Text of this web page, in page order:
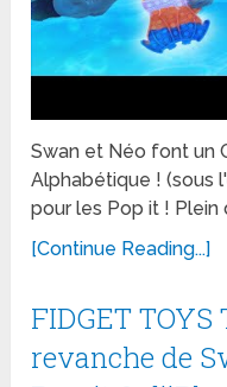
Swan et Néo font un
Alphabétique ! (sous
pour les Pop it ! Plein
[Continue Reading...]
FIDGET TOYS
revanche de